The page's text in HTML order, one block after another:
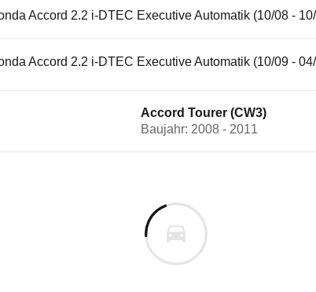
Accord 2.2 i-DTEC Executive Automatik (10/08 -
Accord 2.2 i-DTEC Executive Automatik (10/09 -
Accord Tourer (CW3)
Baujahr: 2008 - 2011